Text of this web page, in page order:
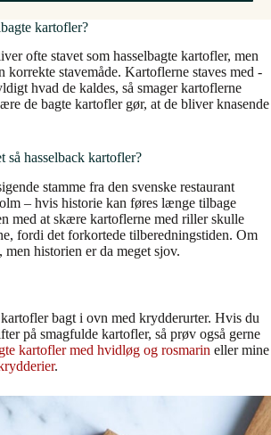
kartofler?
ofte stavet som hasselbagte kartofler, men
korrekte stavemåde. Kartoflerne staves med -
hvad de kaldes, så smager kartoflerne
de bagte kartofler gør, at de bliver knasende
så hasselback kartofler?
stamme fra den svenske restaurant
– hvis historie kan føres længe tilbage
med at skære kartoflerne med riller skulle
fordi det forkortede tilberedningstiden. Om
men historien er da meget sjov.
bagt i ovn med krydderurter. Hvis du
på smagfulde kartofler, så prøv også gerne
kartofler med hvidløg og rosmarin eller mine
.